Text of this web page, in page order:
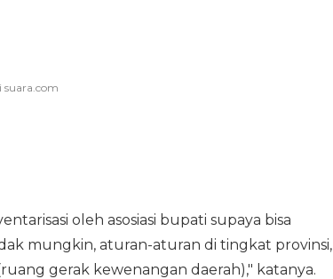
oleh asosiasi bupati supaya bisa
mungkin, aturan-aturan di tingkat provinsi,
gerak kewenangan daerah)," katanya.